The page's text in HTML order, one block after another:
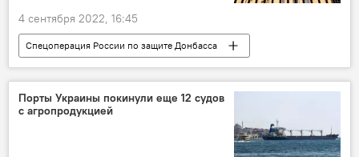
4 сентября 2022, 16:45
Спецоперация России по защите Донбасса
Россия
Украина
Беспилотники
Порты Украины покинули еще 12 судов
с агропродукцией